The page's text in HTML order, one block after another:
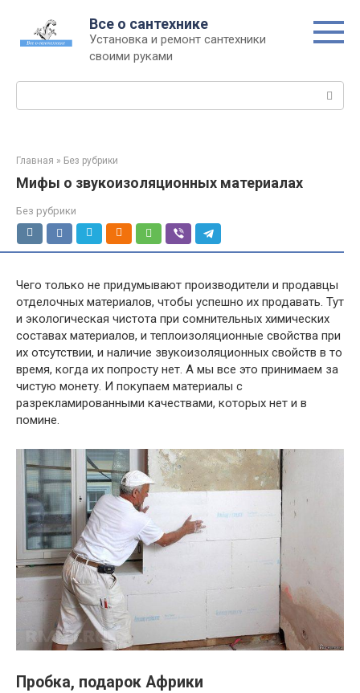
контенту
Все о сантехнике
Установка и ремонт сантехники
своими руками
Главная » Без рубрики
Мифы о звукоизоляционных материалах
Без рубрики
Чего только не придумывают производители и продавцы
отделочных материалов, чтобы успешно их продавать. Тут
и экологическая чистота при сомнительных химических
составах материалов, и теплоизоляционные свойства при
их отсутствии, и наличие звукоизоляционных свойств в то
время, когда их попросту нет. А мы все это принимаем за
чистую монету. И покупаем материалы с
разрекламированными качествами, которых нет и в
помине.
Пробка, подарок Африки